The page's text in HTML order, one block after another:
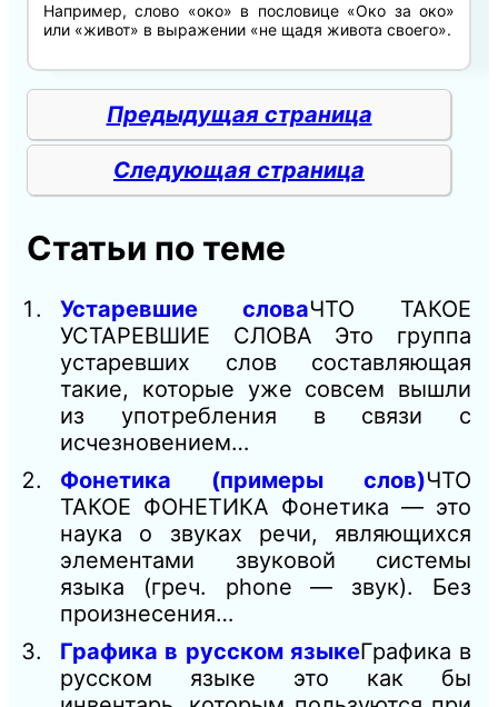
Например, слово «око» в пословице «Око за око»
или «живот» в выражении «не щадя живота своего».
Предыдущая страница
Следующая страница
Статьи по теме
Устаревшие словаЧТО ТАКОЕ
УСТАРЕВШИЕ СЛОВА Это группа
устаревших слов составляющая
такие, которые уже совсем вышли
из употребления в связи с
исчезновением…
Фонетика (примеры слов)ЧТО
ТАКОЕ ФОНЕТИКА Фонетика — это
наука о звуках речи, являющихся
элементами звуковой системы
языка (греч. phone — звук). Без
произнесения…
Графика в русском языкеГрафика в
русском языке это как бы